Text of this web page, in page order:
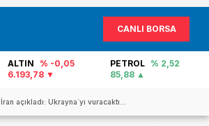
CANLI BORSA
PETROL
% 2,52
85,88
FAİZ % 40,02
0
İran açıkladı: Ukrayna`yı vuracaktı...